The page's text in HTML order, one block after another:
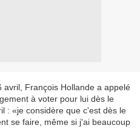
François Hollande a appelé
à voter pour lui dès le
: «je considère que c'est dès le
se faire, même si j'ai beaucoup